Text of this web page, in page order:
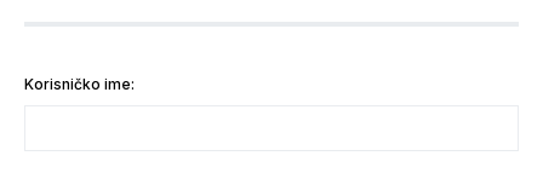
Korisničko ime: